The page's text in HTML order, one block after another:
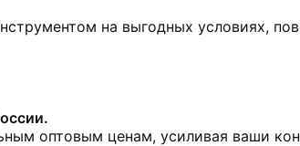
на выгодных условиях,
оптовым ценам, усиливая ваши